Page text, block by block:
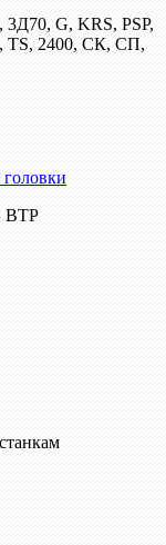
G, KRS, PSP,
TS, 2400, СК, СП,
ВТР